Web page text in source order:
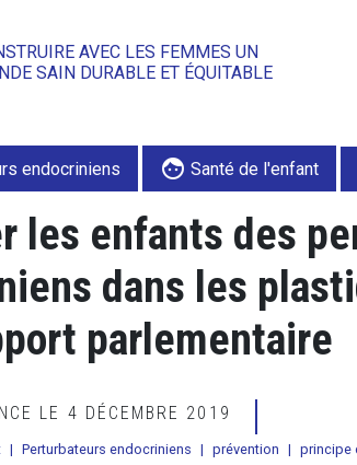
AVEC LES FEMMES UN
SAIN DURABLE ET ÉQUITABLE
endocriniens face Santé de l'enfant
les enfants des
dans les
parlementaire
LE 4 DÉCEMBRE 2019
| Perturbateurs endocriniens | prévention | principe